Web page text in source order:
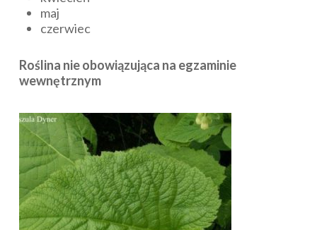
maj
czerwiec
Roślina nie obowiązująca na egzaminie
wewnętrznym